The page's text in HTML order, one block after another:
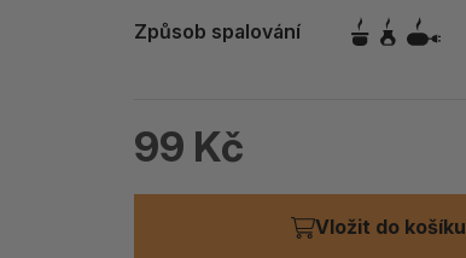
ALOE PRAVÁ (Aloe vera)
Způsob spalování
99 Kč
Vložit do košíku